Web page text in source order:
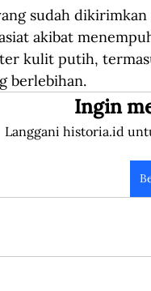
sudah
akibat
kulit putih,
berlebihan.
Ingin
Langgani historia.id